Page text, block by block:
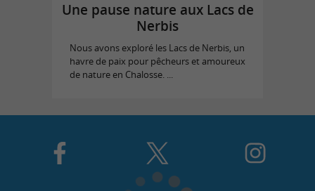
Une pause nature aux Lacs de
Nerbis
Nous avons exploré les Lacs de Nerbis, un
havre de paix pour pêcheurs et amoureux
de nature en Chalosse. ...